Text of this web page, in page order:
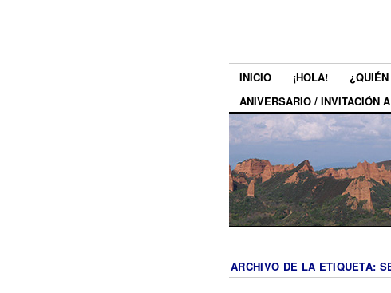
INICIO ¡HOLA!
ANIVERSARIO / INVITACIÓN
ARCHIVO DE LA ETIQUETA: